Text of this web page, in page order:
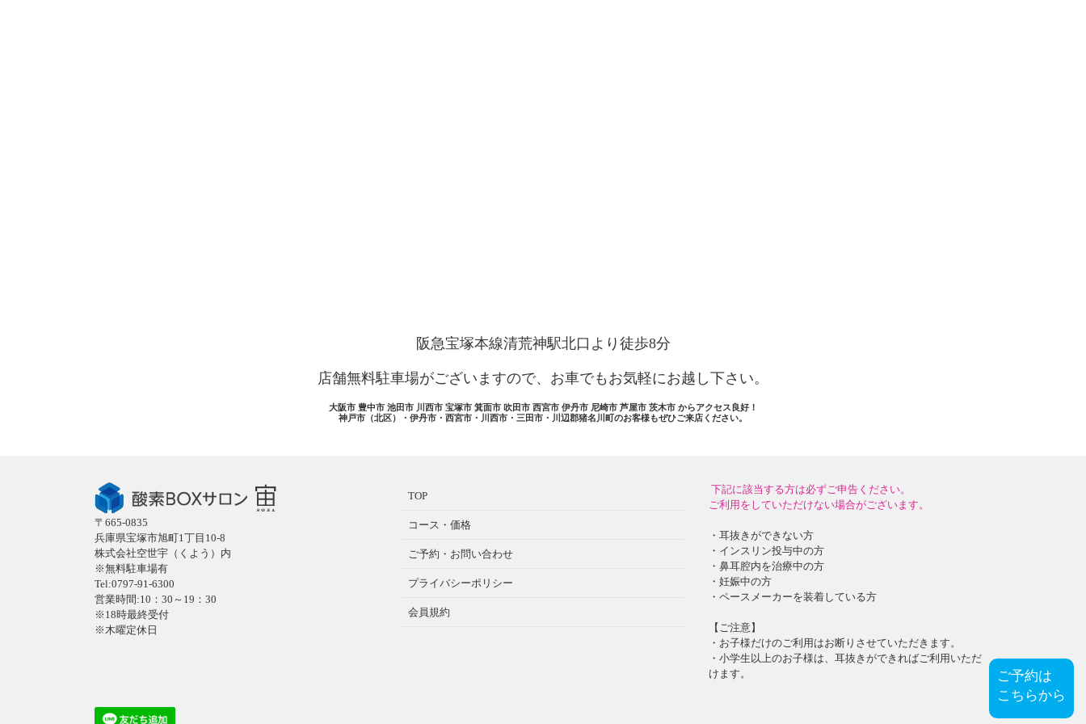
ご予約は
こちらから
阪急宝塚本線清荒神駅北口より徒歩8分
店舗無料駐車場がございますので、お車でもお気軽にお越し下さい。
大阪市 豊中市 池田市 川西市 宝塚市 箕面市 吹田市 西宮市 伊丹市 尼崎市 芦屋市 茨木市 からアクセス良好！
神戸市（北区）・伊丹市・西宮市・川西市・三田市・川辺郡猪名川町のお客様もぜひご来店ください。
〒665-0835
兵庫県宝塚市旭町1丁目10-8
株式会社空世宇（くよう）内
※無料駐車場有
Tel:0797-91-6300
営業時間:10：30～19：30
※18時最終受付
※木曜定休日
TOP
コース・価格
ご予約・お問い合わせ
プライバシーポリシー
会員規約
下記に該当する方は必ずご申告ください。
ご利用をしていただけない場合がございます。
・耳抜きができない方
・インスリン投与中の方
・鼻耳腔内を治療中の方
・妊娠中の方
・ペースメーカーを装着している方
【ご注意】
・お子様だけのご利用はお断りさせていただきます。
・小学生以上のお子様は、耳抜きができればご利用いただ
けます。